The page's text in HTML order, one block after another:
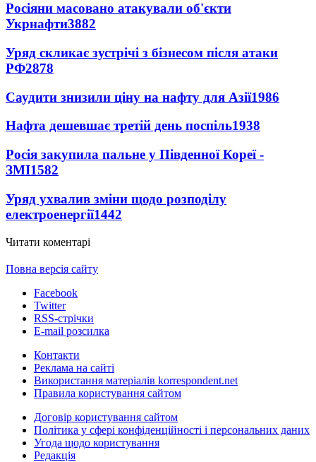
Росіяни масовано атакували об'єкти
Укрнафти3882
Уряд скликає зустрічі з бізнесом після атаки
РФ2878
Саудити знизили ціну на нафту для Азії1986
Нафта дешевшає третій день поспіль1938
Росія закупила пальне у Південної Кореї -
ЗМІ1582
Уряд ухвалив зміни щодо розподілу
електроенергії1442
Читати коментарі
Повна версія сайту
Facebook
Twitter
RSS-стрічки
E-mail розсилка
Контакти
Реклама на сайті
Використання матеріалів korrespondent.net
Правила користування сайтом
Договір користування сайтом
Політика у сфері конфіденційності і персональних даних
Угода щодо користування
Редакція